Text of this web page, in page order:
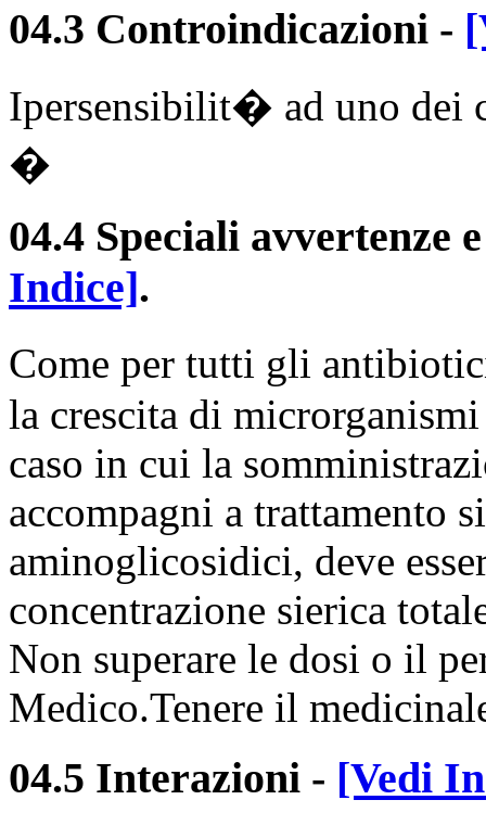
04.3 Controindicazioni -
Ipersensibilit� ad uno dei
�
04.4 Speciali avvertenze
Indice].
Come per tutti gli
la crescita di
caso in cui la
accompagni a trattamento
aminoglicosidici, deve
concentrazione sierica
Non superare le dosi o il
Medico.Tenere il
04.5 Interazioni - [Vedi